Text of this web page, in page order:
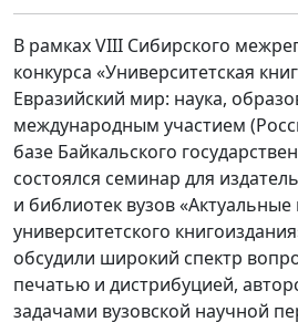
В рамках VIII Сибирского
конкурса «Университетская
Евразийский мир: наука,
международным участием
базе Байкальского
состоялся семинар для
и библиотек вузов
университетского
обсудили широкий спектр
печатью и дистрибуцией,
задачами вузовской научной